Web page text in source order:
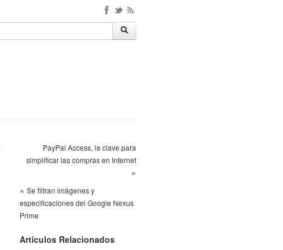
PayPal Access, la clave para
simplificar las compras en Internet
»
« Se filtran imágenes y
especificaciones del Google Nexus
Prime
Artículos Relacionados